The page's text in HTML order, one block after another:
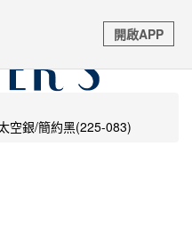
名義要求核對購物資訊 及 信用
即掛斷並撥打165反詐騙專線
空銀/簡約黑(225-083)
開啟APP